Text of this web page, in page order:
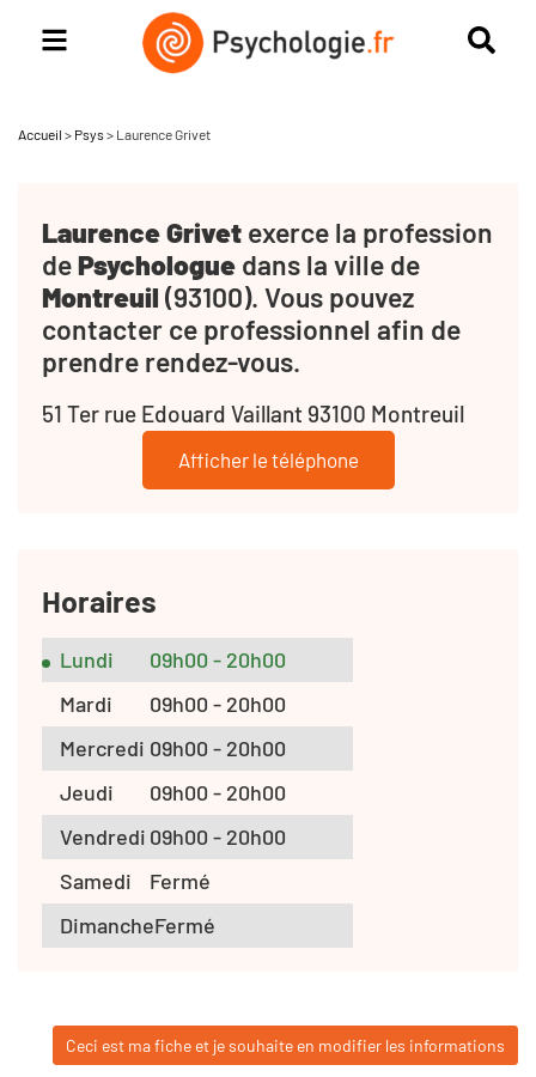
Accueil > Psys > Laurence Grivet
Laurence Grivet exerce la profession
dePsychologue dans la ville de
Montreuil (93100). Vous pouvez
contacter ce professionnel afin de
prendre rendez-vous.
51 Ter rue Edouard Vaillant 93100 Montreuil
Afficher le téléphone
Horaires
Lundi
09h00 - 20h00
Mardi
09h00 - 20h00
Mercredi 09h00 - 20h00
Jeudi
09h00 - 20h00
Vendredi 09h00 - 20h00
Samedi
Fermé
DimancheFermé
Ceci est ma fiche et je souhaite en modifier les informations